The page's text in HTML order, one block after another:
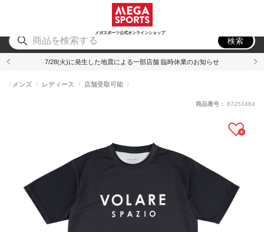
メガスポーツ公式オンラインショップ
アウトドア
検索
7/28(火)に発生した地震による一部店舗 臨時休業のお知らせ
メンズ レディース 店舗受取可能
商品番号： 87251484